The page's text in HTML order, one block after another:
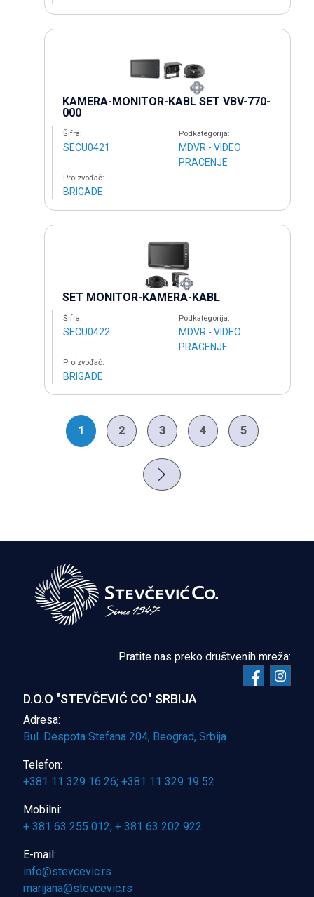
KAMERA-MONITOR-KABL SET VBV-770-
000
Šifra:
SECU0421
Podkategorija:
MDVR - VIDEO
PRACENJE
Proizvođač:
BRIGADE
SET MONITOR-KAMERA-KABL
Šifra:
SECU0422
Podkategorija:
MDVR - VIDEO
PRACENJE
Proizvođač:
BRIGADE
1
(current)
2 3 4 5
Pratite nas preko društvenih mreža:
D.O.O "STEVČEVIĆ CO" SRBIJA
Adresa:
Bul. Despota Stefana 204, Beograd, Srbija
Telefon:
+381 11 329 16 26; +381 11 329 19 52
Mobilni:
+ 381 63 255 012; + 381 63 202 922
E-mail: